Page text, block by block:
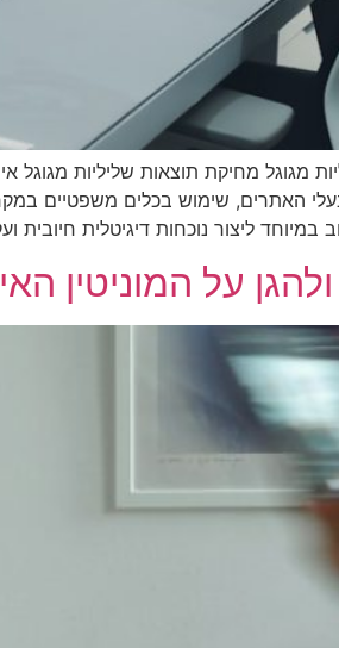
מחיקת תוצאות שליליות מגוגל
ליצור נוכחות דיגיטלית חיובית
על המוניטין